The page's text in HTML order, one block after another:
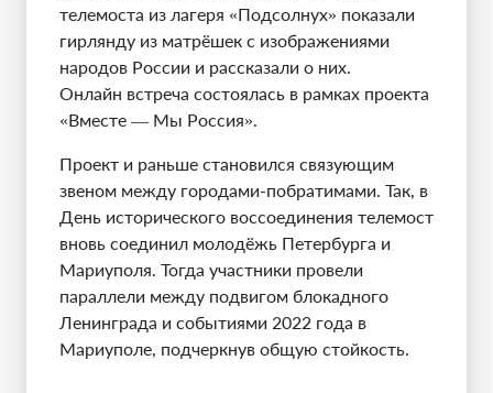
телемоста из лагеря «Подсолнух» показали
гирлянду из матрёшек с изображениями
народов России и рассказали о них.
Онлайн встреча состоялась в рамках проекта
«Вместе — Мы Россия».
Проект и раньше становился связующим
звеном между городами-побратимами. Так, в
День исторического воссоединения телемост
вновь соединил молодёжь Петербурга и
Мариуполя. Тогда участники провели
параллели между подвигом блокадного
Ленинграда и событиями 2022 года в
Мариуполе, подчеркнув общую стойкость.